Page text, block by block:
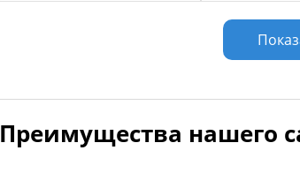
Преимущества нашего